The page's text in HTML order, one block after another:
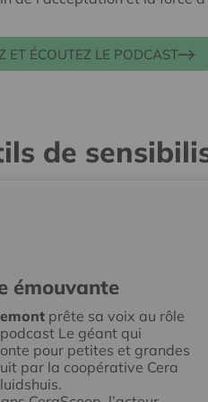
ET ÉCOUTEZ LE PODCAST
de
émouvante
prête sa voix au rôle
Le géant qui
pour petites et grandes
par la coopérative Cera